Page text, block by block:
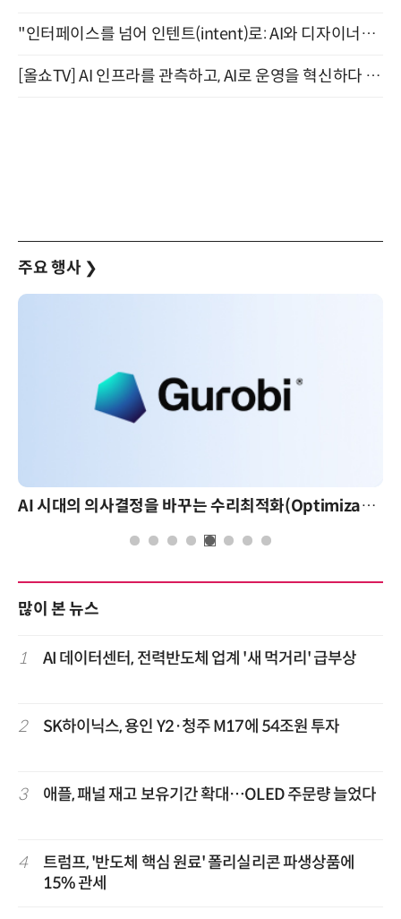
"인터페이스를 넘어 인텐트(intent)로: AI와 디자이너가 함께 만드는 공존의 UX" 강남역 (9/2)
[올쇼TV] AI 인프라를 관측하고, AI로 운영을 혁신하다 (8월 11일 생방송)
주요 행사 ❯
AI 시대의 의사결정을 바꾸는 수리최적화(Optimization): 실제 산업 적용 사례와 활용 전략
많이 본 뉴스
1 AI 데이터센터, 전력반도체 업계 '새 먹거리' 급부상
2 SK하이닉스, 용인 Y2·청주 M17에 54조원 투자
3 애플, 패널 재고 보유기간 확대…OLED 주문량 늘었다
4
트럼프, '반도체 핵심 원료' 폴리실리콘 파생상품에
15% 관세